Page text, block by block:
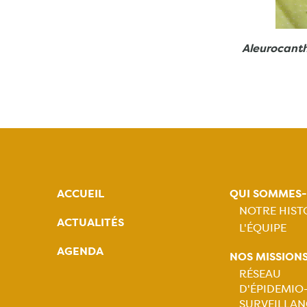
ACCUEIL
ACTUALITÉS
AGENDA
QUI
NOTRE
L'ÉQUIPE
NOS
RÉSEAU